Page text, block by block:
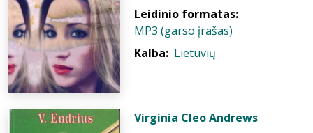
Leidinio formatas:
MP3 (garso įrašas)
Kalba: Lietuvių
Virginia Cleo Andrews